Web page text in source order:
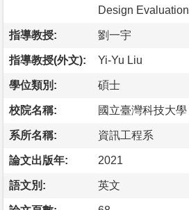
Design Evaluation
指導教授: 劉一宇
指導教授(外文): Yi-Yu Liu
學位類別: 碩士
校院名稱: 國立臺灣科技大學
系所名稱: 資訊工程系
論文出版年: 2021
語文別: 英文